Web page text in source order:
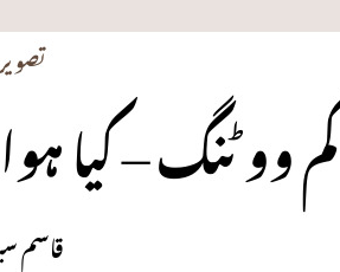
کم ووٹنگ – کیا
قاسم